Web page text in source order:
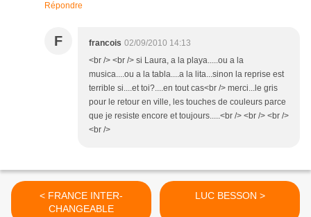
Répondre
F francois 02/09/2010 14:13
<br /> <br /> si Laura, a la playa.....ou a la
musica....ou a la tabla....a la lita...sinon la reprise est
terrible si....et toi?....en tout cas<br /> merci...le gris
pour le retour en ville, les touches de couleurs parce
que je resiste encore et toujours.....<br /> <br /> <br />
<br />
< FRANCE INTER-
CHANGEABLE
LUC BESSON >